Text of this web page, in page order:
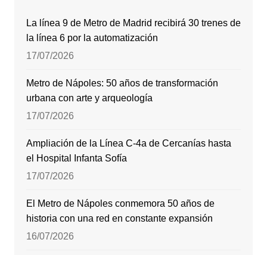
La línea 9 de Metro de Madrid recibirá 30 trenes de
la línea 6 por la automatización
17/07/2026
Metro de Nápoles: 50 años de transformación
urbana con arte y arqueología
17/07/2026
Ampliación de la Línea C-4a de Cercanías hasta
el Hospital Infanta Sofía
17/07/2026
El Metro de Nápoles conmemora 50 años de
historia con una red en constante expansión
16/07/2026